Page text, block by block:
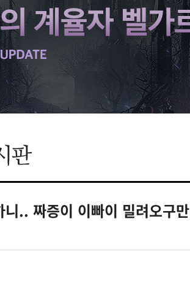
니.. 짜증이 이빠이 밀려오구